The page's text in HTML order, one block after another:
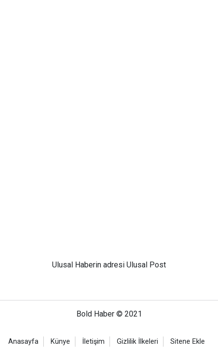
Ulusal Haberin adresi Ulusal Post
Bold Haber © 2021
Anasayfa Künye İletişim Gizlilik İlkeleri Sitene Ekle